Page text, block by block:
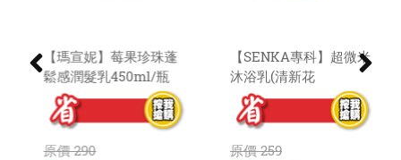
【白蘭】洗衣粉4.25kg
系列
原價250
【瑪宣妮】莓果珍珠蓬
鬆感潤髮乳450ml/瓶
原價290